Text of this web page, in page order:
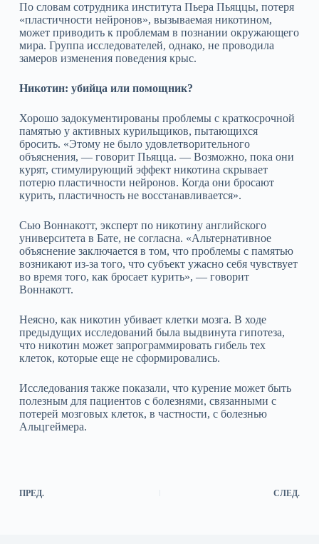
По словам сотрудника института Пьера Пьяццы, потеря
«пластичности нейронов», вызываемая никотином,
может приводить к проблемам в познании окружающего
мира. Группа исследователей, однако, не проводила
замеров изменения поведения крыс.
Никотин: убийца или помощник?
Хорошо задокументированы проблемы с краткосрочной
памятью у активных курильщиков, пытающихся
бросить. «Этому не было удовлетворительного
объяснения, — говорит Пьяцца. — Возможно, пока они
курят, стимулирующий эффект никотина скрывает
потерю пластичности нейронов. Когда они бросают
курить, пластичность не восстанавливается».
Сью Воннакотт, эксперт по никотину английского
университета в Бате, не согласна. «Альтернативное
объяснение заключается в том, что проблемы с памятью
возникают из-за того, что субъект ужасно себя чувствует
во время того, как бросает курить», — говорит
Воннакотт.
Неясно, как никотин убивает клетки мозга. В ходе
предыдущих исследований была выдвинута гипотеза,
что никотин может запрограммировать гибель тех
клеток, которые еще не сформировались.
Исследования также показали, что курение может быть
полезным для пациентов с болезнями, связанными с
потерей мозговых клеток, в частности, с болезнью
Альцгеймера.
ПРЕД. СЛЕД.